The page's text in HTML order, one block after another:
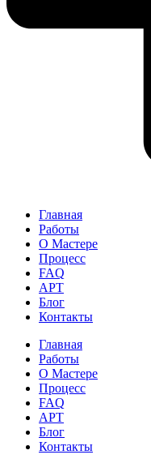
Главная
Работы
О Мастере
Процесс
FAQ
АРТ
Блог
Контакты
Главная
Работы
О Мастере
Процесс
FAQ
АРТ
Блог
Контакты